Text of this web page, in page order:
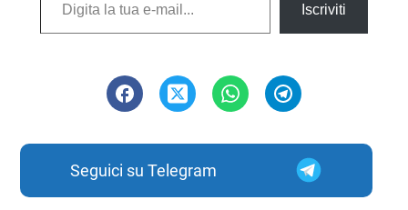
Iscriviti
Seguici su Telegram